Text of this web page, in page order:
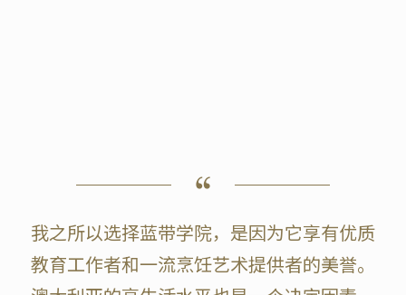
我之所以选择蓝带学院，是因为它享有优质
教育工作者和一流烹饪艺术提供者的美誉。